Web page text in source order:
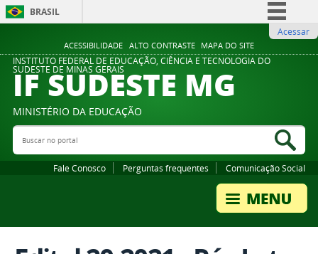
ACESSIBILIDADE ALTO CONTRASTE MAPA DO SITE
BRASIL
Comunica BR
Participe
Legislação
Acessar
INSTITUTO FEDERAL DE EDUCAÇÃO, CIÊNCIA E TECNOLOGIA DO
SUDESTE DE MINAS GERAIS
IF SUDESTE MG
MINISTÉRIO DA EDUCAÇÃO
Buscar no portal
Fale Conosco Perguntas frequentes Comunicação Social